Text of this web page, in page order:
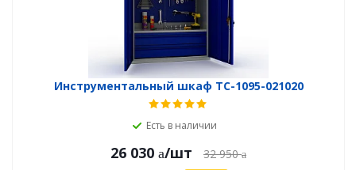
Инструментальный шкаф TC-1095-021020
Есть в наличии
26 030 /шт 32 950